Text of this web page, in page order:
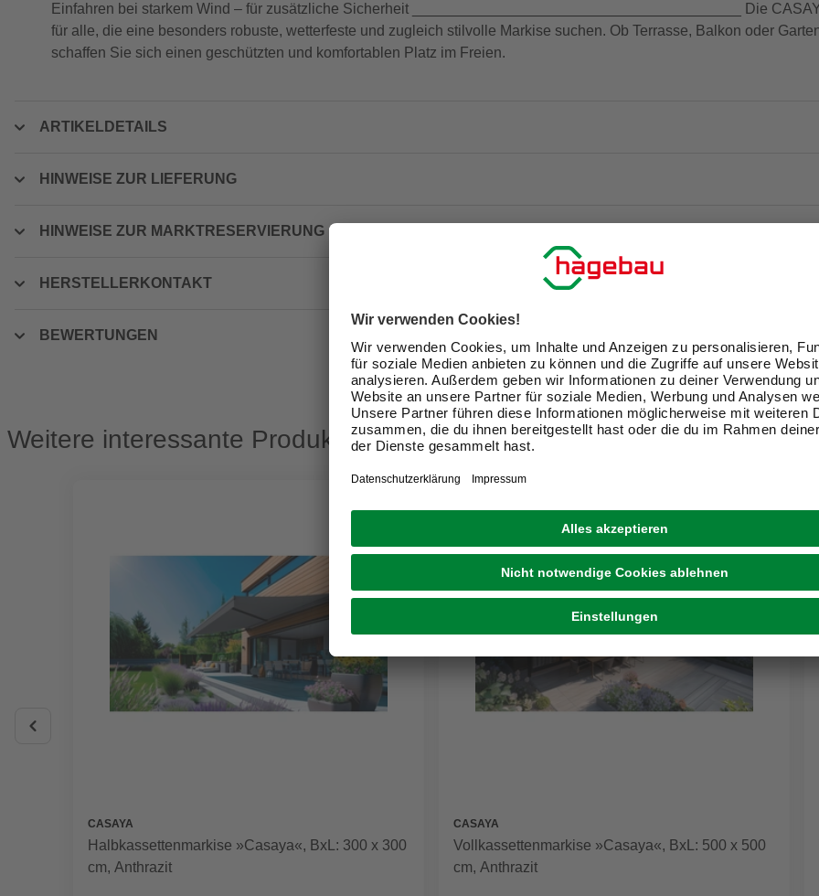
Einfahren bei starkem Wind – für zusätzliche Sicherheit ________________________________________ Die
für alle, die eine besonders robuste, wetterfeste und zugleich stilvolle Markise suchen. Ob Terrasse, Balkon oder
schaffen Sie sich einen geschützten und komfortablen Platz im Freien.
ARTIKELDETAILS
HINWEISE ZUR LIEFERUNG
HINWEISE ZUR MARKTRESERVIERUNG
HERSTELLERKONTAKT
BEWERTUNGEN
Weitere interessante Produkte
CASAYA
Halbkassettenmarkise »Casaya«, BxL: 300 x 300
cm, Anthrazit
CASAYA
Vollkassettenmarkise »Casaya«, BxL: 500 x 500
cm, Anthrazit